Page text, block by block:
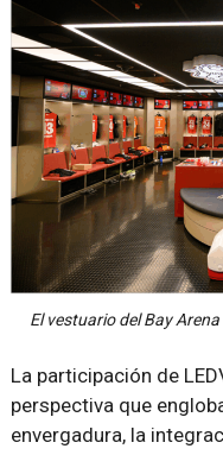
El vestuario del Bay
La participación de
perspectiva que
envergadura, la